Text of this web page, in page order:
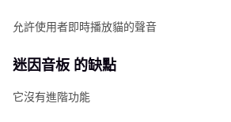
允許使用者即時播放貓的聲音
迷因音板 的缺點
它沒有進階功能